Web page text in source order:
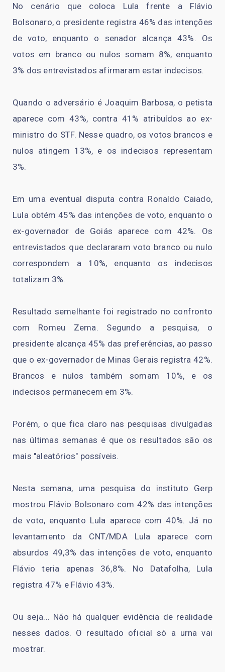
No cenário que coloca Lula frente a Flávio
Bolsonaro, o presidente registra 46% das intenções
de voto, enquanto o senador alcança 43%. Os
votos em branco ou nulos somam 8%, enquanto
3% dos entrevistados afirmaram estar indecisos.
Quando o adversário é Joaquim Barbosa, o petista
aparece com 43%, contra 41% atribuídos ao ex-
ministro do STF. Nesse quadro, os votos brancos e
nulos atingem 13%, e os indecisos representam
3%.
Em uma eventual disputa contra Ronaldo Caiado,
Lula obtém 45% das intenções de voto, enquanto o
ex-governador de Goiás aparece com 42%. Os
entrevistados que declararam voto branco ou nulo
correspondem a 10%, enquanto os indecisos
totalizam 3%.
Resultado semelhante foi registrado no confronto
com Romeu Zema. Segundo a pesquisa, o
presidente alcança 45% das preferências, ao passo
que o ex-governador de Minas Gerais registra 42%.
Brancos e nulos também somam 10%, e os
indecisos permanecem em 3%.
Porém, o que fica claro nas pesquisas divulgadas
nas últimas semanas é que os resultados são os
mais "aleatórios" possíveis.
Nesta semana, uma pesquisa do instituto Gerp
mostrou Flávio Bolsonaro com 42% das intenções
de voto, enquanto Lula aparece com 40%. Já no
levantamento da CNT/MDA Lula aparece com
absurdos 49,3% das intenções de voto, enquanto
Flávio teria apenas 36,8%. No Datafolha, Lula
registra 47% e Flávio 43%.
Ou seja... Não há qualquer evidência de realidade
nesses dados. O resultado oficial só a urna vai
mostrar.